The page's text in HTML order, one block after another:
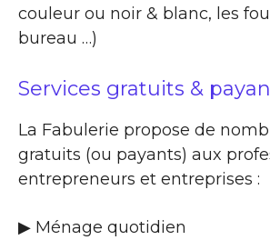
couleur ou noir & blanc, les
bureau …)
Services gratuits &
La Fabulerie propose de
gratuits (ou payants) aux
entrepreneurs et entreprises :
▶​ Ménage quotidien